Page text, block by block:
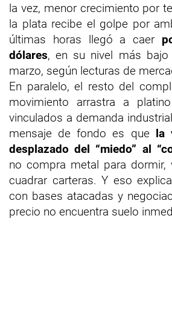
la vez, menor crecimiento por
la plata recibe el golpe por
últimas horas llegó a caer
dólares, en su nivel más
marzo, según lecturas de
En paralelo, el resto del
movimiento arrastra a
vinculados a demanda
mensaje de fondo es que la
desplazado del “miedo” al
no compra metal para dormir,
cuadrar carteras. Y eso
con bases atacadas y
precio no encuentra suelo